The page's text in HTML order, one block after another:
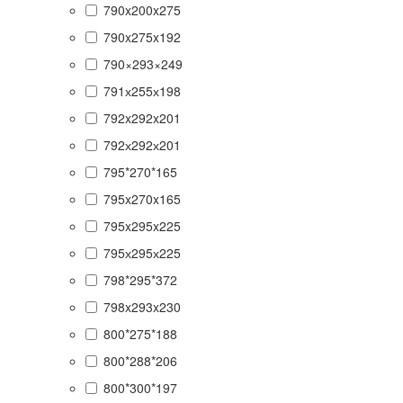
790x200x275
790x275x192
790×293×249
791х255х198
792x292x201
792х292х201
795*270*165
795x270x165
795x295x225
795х295х225
798*295*372
798x293x230
800*275*188
800*288*206
800*300*197